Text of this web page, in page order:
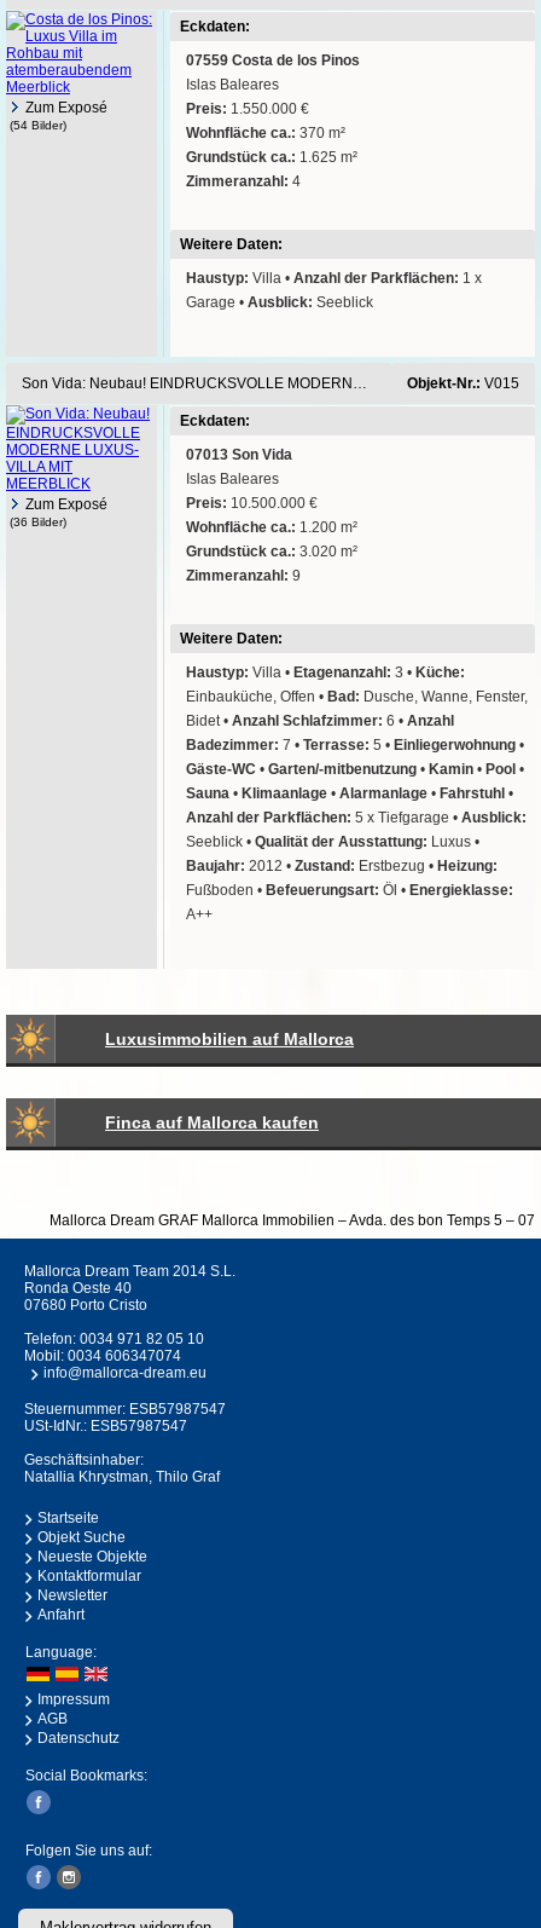
Zum Exposé
(54 Bilder)
Eckdaten:
07559 Costa de los Pinos
Islas Baleares
Preis: 1.550.000 €
Wohnfläche ca.: 370 m²
Grundstück ca.: 1.625 m²
Zimmeranzahl: 4
Weitere Daten:
Haustyp: Villa • Anzahl der Parkflächen: 1 x
Garage • Ausblick: Seeblick
Son Vida: Neubau! EINDRUCKSVOLLE MODERNE LUXUS-VILLA MIT MEERBLICK Objekt-Nr.: V015
Zum Exposé
(36 Bilder)
Eckdaten:
07013 Son Vida
Islas Baleares
Preis: 10.500.000 €
Wohnfläche ca.: 1.200 m²
Grundstück ca.: 3.020 m²
Zimmeranzahl: 9
Weitere Daten:
Haustyp: Villa • Etagenanzahl: 3 • Küche:
Einbauküche, Offen • Bad: Dusche, Wanne, Fenster,
Bidet • Anzahl Schlafzimmer: 6 • Anzahl
Badezimmer: 7 • Terrasse: 5 • Einliegerwohnung •
Gäste-WC • Garten/-mitbenutzung • Kamin • Pool •
Sauna • Klimaanlage • Alarmanlage • Fahrstuhl •
Anzahl der Parkflächen: 5 x Tiefgarage • Ausblick:
Seeblick • Qualität der Ausstattung: Luxus •
Baujahr: 2012 • Zustand: Erstbezug • Heizung:
Fußboden • Befeuerungsart: Öl • Energieklasse:
A++
Luxusimmobilien auf Mallorca
Finca auf Mallorca kaufen
Mallorca Dream GRAF Mallorca Immobilien – Avda. des bon Temps 5 –
Mallorca Dream Team 2014 S.L.
Ronda Oeste 40
07680 Porto Cristo
Telefon: 0034 971 82 05 10
Mobil: 0034 606347074
info@mallorca-dream.eu
Steuernummer: ESB57987547
USt-IdNr.: ESB57987547
Geschäftsinhaber:
Natallia Khrystman, Thilo Graf
Startseite
Objekt Suche
Neueste Objekte
Kontaktformular
Newsletter
Anfahrt
Language:
Impressum
AGB
Datenschutz
Social Bookmarks:
Folgen Sie uns auf: